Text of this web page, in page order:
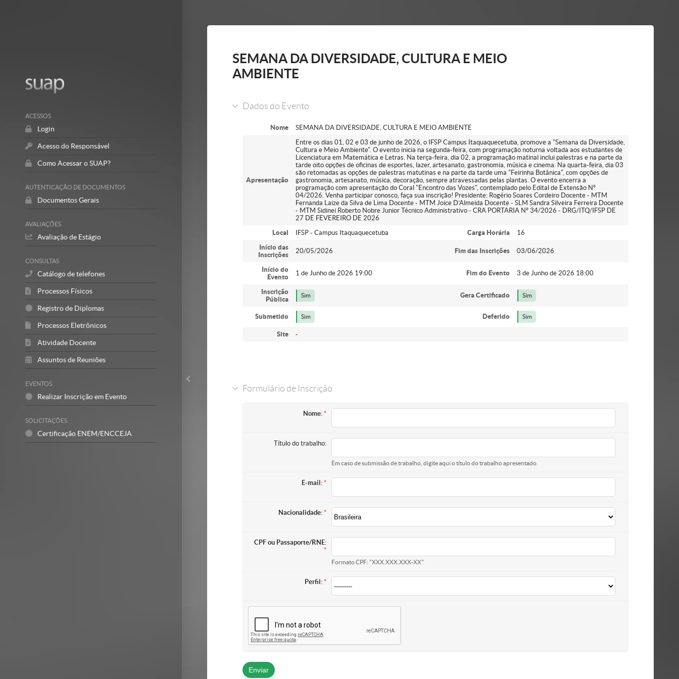
ACESSOS
Login
Acesso do Responsável
Como Acessar o SUAP?
AUTENTICAÇÃO DE DOCUMENTOS
Documentos Gerais
AVALIAÇÕES
Avaliação de Estágio
CONSULTAS
Catálogo de telefones
Processos Físicos
Registro de Diplomas
Processos Eletrônicos
Atividade Docente
Assuntos de Reuniões
EVENTOS
Realizar Inscrição em Evento
SOLICITAÇÕES
Certificação ENEM/ENCCEJA
SEMANA DA DIVERSIDADE, CULTURA E MEIO
AMBIENTE
Dados do Evento
Nome SEMANA DA DIVERSIDADE, CULTURA E MEIO AMBIENTE
Apresentação
Entre os dias 01, 02 e 03 de junho de 2026, o IFSP Campus Itaquaquecetuba, promove a "Semana da Diversidade,
Cultura e Meio Ambiente". O evento inicia na segunda-feira, com programação noturna voltada aos estudantes de
Licenciatura em Matemática e Letras. Na terça-feira, dia 02, a programação matinal inclui palestras e na parte da
tarde oito opções de oficinas de esportes, lazer, artesanato, gastronomia, música e cinema. Na quarta-feira, dia 03
são retomadas as opções de palestras matutinas e na parte da tarde uma "Feirinha Botânica", com opções de
gastronomia, artesanato, música, decoração, sempre atravessadas pelas plantas. O evento encerra a
programação com apresentação do Coral "Encontro das Vozes", contemplado pelo Edital de Extensão Nº
04/2026. Venha participar conosco, faça sua inscrição! Presidente: Rogério Soares Cordeiro Docente - MTM
Fernanda Laize da Silva de Lima Docente - MTM Joice D’Almeida Docente - SLM Sandra Silveira Ferreira Docente
- MTM Sidinei Roberto Nobre Junior Técnico Administrativo - CRA PORTARIA Nº 34/2026 - DRG/ITQ/IFSP DE
27 DE FEVEREIRO DE 2026
Local
IFSP - Campus Itaquaquecetuba Carga Horária
16
Início das
Inscrições
20/05/2026 Fim das Inscrições 03/06/2026
Início do
Evento
1 de Junho de 2026 19:00 Fim do Evento 3 de Junho de 2026 18:00
Inscrição
Pública
Sim Gera Certificado Sim
Submetido Sim Deferido Sim
Site -
Formulário de Inscrição
Nome:
Título do trabalho:
Em caso de submissão de trabalho, digite aqui o título do trabalho apresentado.
E-mail:
Nacionalidade:
CPF ou Passaporte/RNE:
Formato CPF: "XXX.XXX.XXX-XX"
Perfil: